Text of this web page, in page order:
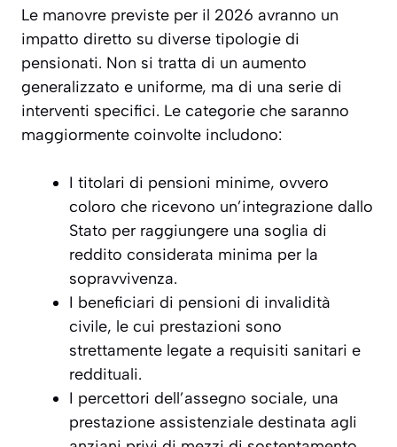
Le manovre previste per il 2026 avranno un
impatto diretto su diverse tipologie di
pensionati. Non si tratta di un aumento
generalizzato e uniforme, ma di una serie di
interventi specifici. Le categorie che saranno
maggiormente coinvolte includono:
I titolari di pensioni minime, ovvero
coloro che ricevono un’integrazione dallo
Stato per raggiungere una soglia di
reddito considerata minima per la
sopravvivenza.
I beneficiari di pensioni di invalidità
civile, le cui prestazioni sono
strettamente legate a requisiti sanitari e
reddituali.
I percettori dell’assegno sociale, una
prestazione assistenziale destinata agli